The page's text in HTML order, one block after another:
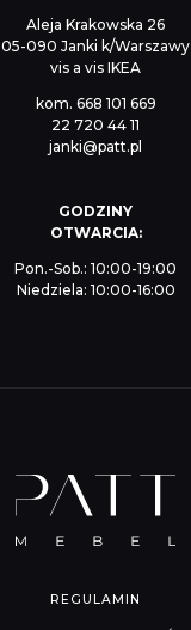
Aleja Krakowska 26
05-090 Janki k/Warszawy
vis a vis IKEA
kom. 668 101 669
22 720 44 11
janki@patt.pl
GODZINY
OTWARCIA:
Pon.-Sob.: 10:00-19:00
Niedziela: 10:00-16:00
REGULAMIN